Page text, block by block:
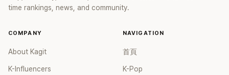
time rankings, news, and community.
COMPANY
About Kagit
K-Influencers
NAVIGATION
首頁
K-Pop